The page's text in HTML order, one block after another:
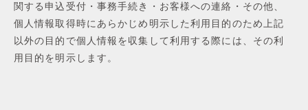
関する申込受付・事務⼿続き・お客様への連絡・その他、
個⼈情報取得時にあらかじめ明⽰した利⽤⽬的のため上記
以外の⽬的で個⼈情報を収集して利⽤する際には、その利
⽤⽬的を明⽰します。